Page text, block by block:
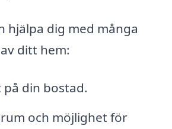
hjälpa dig med många
ditt hem:
på din bostad.
och möjlighet för